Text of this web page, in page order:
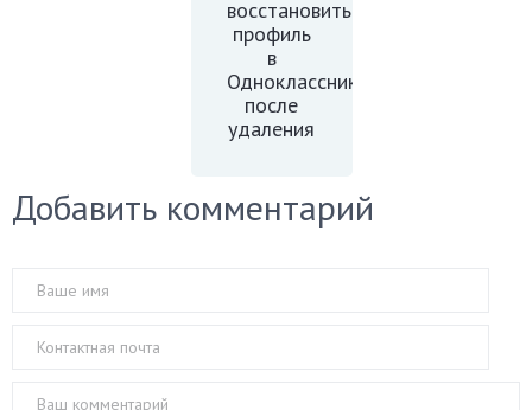
восстановить
профиль
в
Одноклассниках
после
удаления
Добавить комментарий